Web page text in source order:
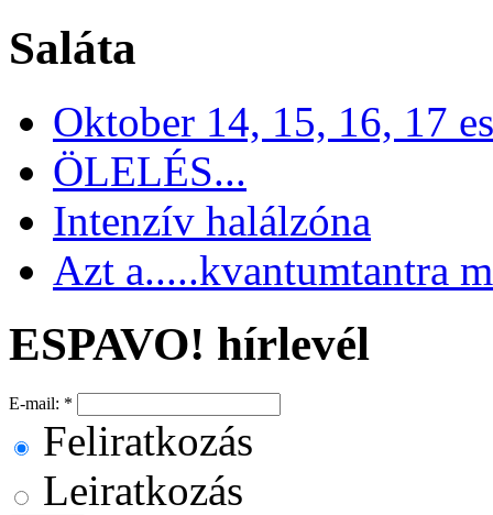
Saláta
Oktober 14, 15, 16, 17
ÖLELÉS...
Intenzív halálzóna
Azt a.....kvantumtantra
ESPAVO! hírlevél
E-mail: *
Feliratkozás
Leiratkozás